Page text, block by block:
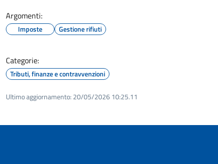
Argomenti:
Imposte Gestione rifiuti
Categorie:
Tributi, finanze e contravvenzioni
Ultimo aggiornamento: 20/05/2026 10:25.11